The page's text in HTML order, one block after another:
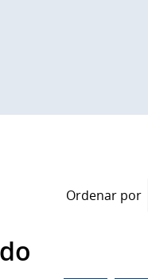
Ordenar por